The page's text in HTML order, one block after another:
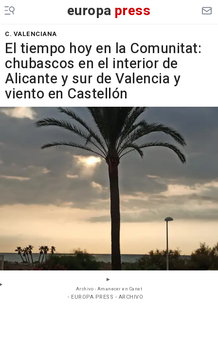
europa press
C. VALENCIANA
El tiempo hoy en la Comunitat:
chubascos en el interior de
Alicante y sur de Valencia y
viento en Castellón
Archivo - Amanecer en Canet
- EUROPA PRESS - ARCHIVO